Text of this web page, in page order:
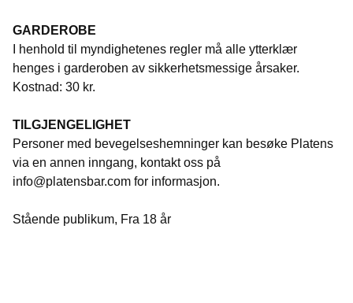
GARDEROBE
I henhold til myndighetenes regler må alle ytterklær
henges i garderoben av sikkerhetsmessige årsaker.
Kostnad: 30 kr.
TILGJENGELIGHET
Personer med bevegelseshemninger kan besøke Platens
via en annen inngang, kontakt oss på
info@platensbar.com for informasjon.
Stående publikum, Fra 18 år